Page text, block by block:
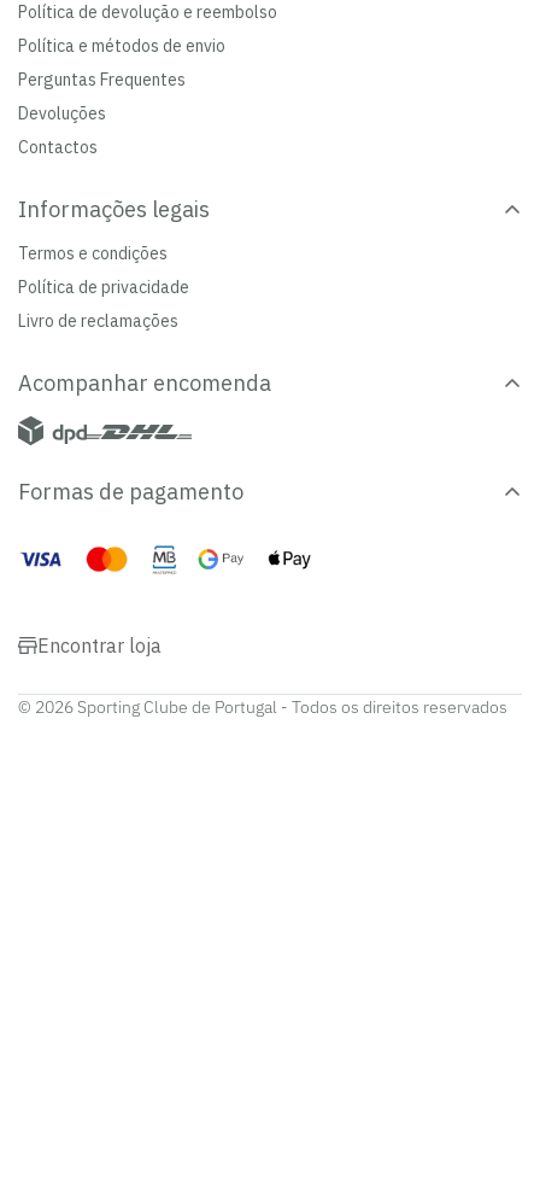
Política de devolução e reembolso
Política e métodos de envio
Perguntas Frequentes
Devoluções
Contactos
Informações legais
Termos e condições
Política de privacidade
Livro de reclamações
Acompanhar encomenda
Formas de pagamento
Encontrar loja
© 2026 Sporting Clube de Portugal - Todos os direitos reservados